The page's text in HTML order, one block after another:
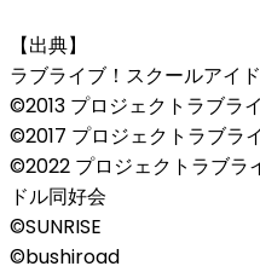
【出典】
ラブライブ！スクールアイ
©2013 プロジェクトラブラ
©2017 プロジェクトラブラ
©2022 プロジェクトラブラ
ドル同好会
©SUNRISE
©bushiroad